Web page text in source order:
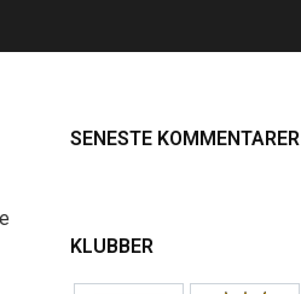
SENESTE KOMMENTARER
KLUBBER